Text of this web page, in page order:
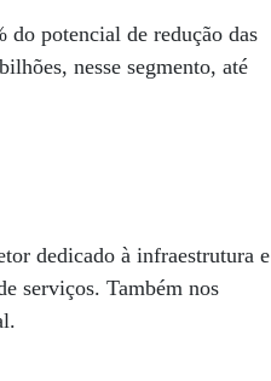
do potencial de redução das
nesse segmento, até
dedicado à infraestrutura e
serviços. Também nos